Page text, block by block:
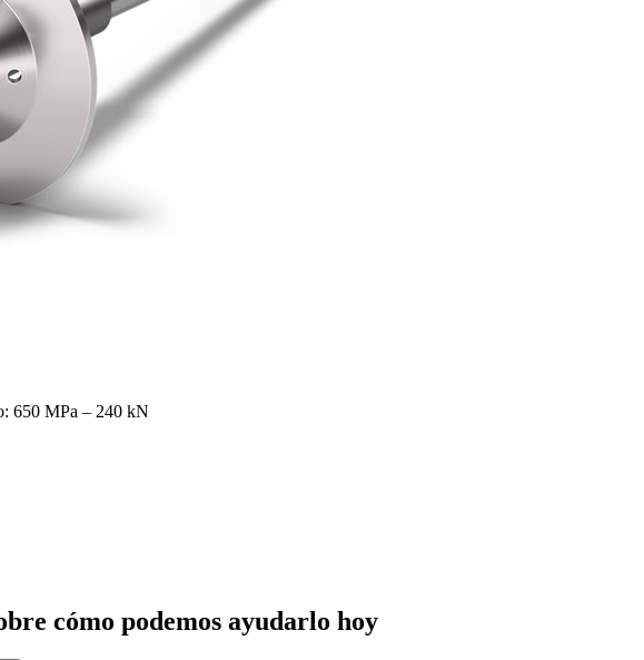
650 MPa – 240 kN
cómo podemos ayudarlo hoy